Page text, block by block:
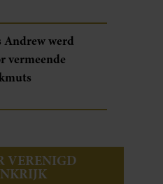
werd
vermeende
VERENIGD